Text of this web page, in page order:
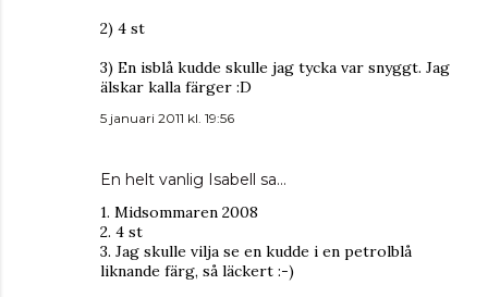
2) 4 st
3) En isblå kudde skulle jag tycka var snyggt. Jag
älskar kalla färger :D
5 januari 2011 kl. 19:56
En helt vanlig Isabell sa…
1. Midsommaren 2008
2. 4 st
3. Jag skulle vilja se en kudde i en petrolblå
liknande färg, så läckert :-)